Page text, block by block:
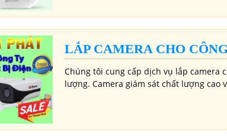
LẮP CAMERA CHO
Chúng tôi cung cấp dịch vụ lắp camera
lượng. Camera giám sát chất lượng cao